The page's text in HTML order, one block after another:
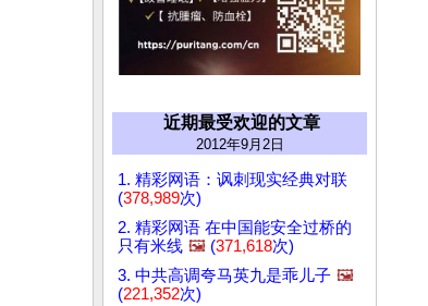
近期最受欢迎的文章
2012年9月2日
1. 精彩网语：讽刺现实经典对联
(378,989次)
2. 精彩网语 在中国能安全过桥的
只有米线 🖼️ (371,618次)
3. 中共高调夸马英九是乖儿子 🖼️
(221,352次)